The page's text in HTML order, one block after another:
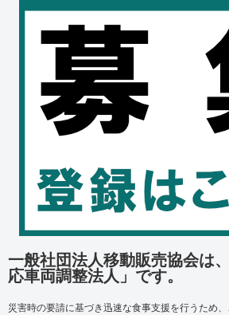
一般社団法人移動販売協会は
応車両調整法人」です。
災害時の要請に基づき迅速な食事支援を行うため